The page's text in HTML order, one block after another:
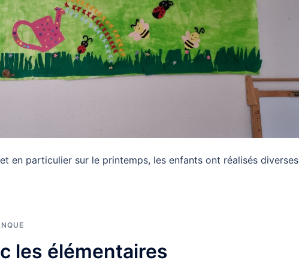
en particulier sur le printemps, les enfants ont réalisés diverses
les élémentaires